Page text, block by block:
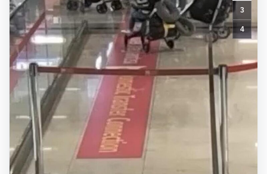
3
4
2
yaşındaki
bebeği
Heimlich